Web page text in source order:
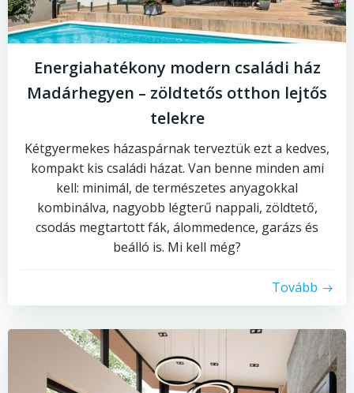
Energiahatékony modern családi ház
Madárhegyen – zöldtetős otthon lejtős
telekre
Kétgyermekes házaspárnak terveztük ezt a kedves,
kompakt kis családi házat. Van benne minden ami
kell: minimál, de természetes anyagokkal
kombinálva, nagyobb légterű nappali, zöldtető,
csodás megtartott fák, álommedence, garázs és
beálló is. Mi kell még?
Tovább